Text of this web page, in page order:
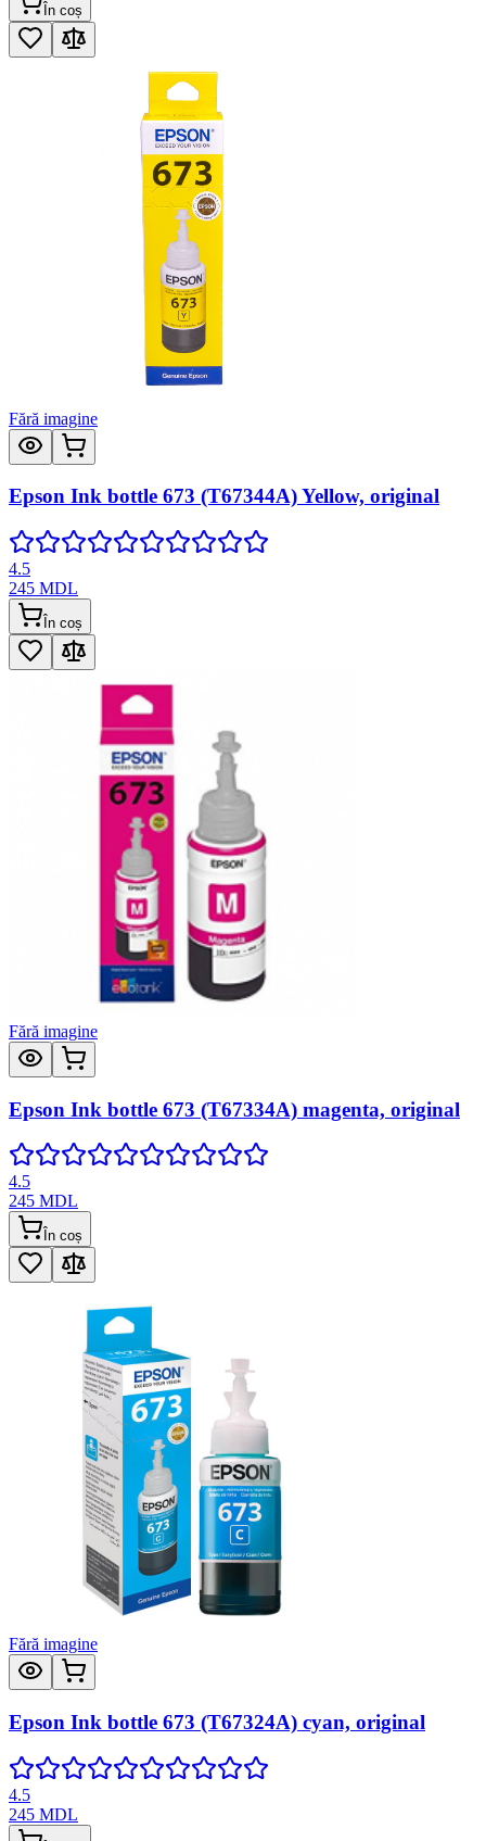
În coș
Fără imagine
Epson Ink bottle 673 (T67344A) Yellow, original
4.5
245 MDL
În coș
Fără imagine
Epson Ink bottle 673 (T67334A) magenta, original
4.5
245 MDL
În coș
Fără imagine
Epson Ink bottle 673 (T67324A) cyan, original
4.5
245 MDL